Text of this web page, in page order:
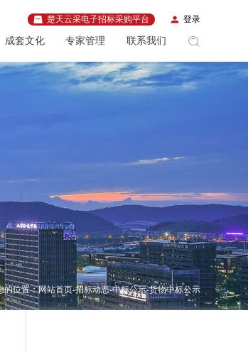
楚天云采电子招标采购平台 登录
成套文化 专家管理 联系我们
的位置：网站首页 招标动态 中标公示 货物中标公示